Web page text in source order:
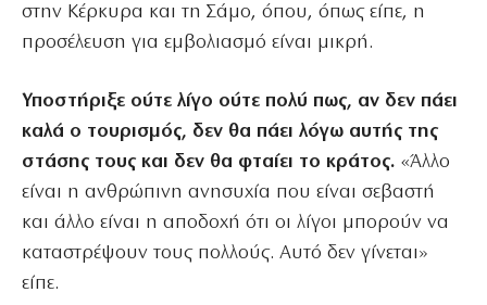
στην Κέρκυρα και τη Σάμο, όπου, όπως είπε, η
προσέλευση για εμβολιασμό είναι μικρή.
Υποστήριξε ούτε λίγο ούτε πολύ πως, αν δεν πάει
καλά ο τουρισμός, δεν θα πάει λόγω αυτής της
στάσης τους και δεν θα φταίει το κράτος. «Άλλο
είναι η ανθρώπινη ανησυχία που είναι σεβαστή
και άλλο είναι η αποδοχή ότι οι λίγοι μπορούν να
καταστρέψουν τους πολλούς. Αυτό δεν γίνεται»
είπε.